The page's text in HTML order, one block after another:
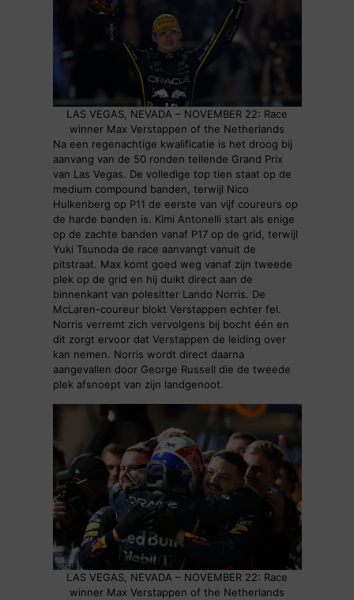
LAS VEGAS, NEVADA – NOVEMBER 22: Race
winner Max Verstappen of the Netherlands
Na een regenachtige kwalificatie is het droog bij
aanvang van de 50 ronden tellende Grand Prix
van Las Vegas. De volledige top tien staat op de
medium compound banden, terwijl Nico
Hulkenberg op P11 de eerste van vijf coureurs op
de harde banden is. Kimi Antonelli start als enige
op de zachte banden vanaf P17 op de grid, terwijl
Yuki Tsunoda de race aanvangt vanuit de
pitstraat. Max komt goed weg vanaf zijn tweede
plek op de grid en hij duikt direct aan de
binnenkant van polesitter Lando Norris. De
McLaren-coureur blokt Verstappen echter fel.
Norris verremt zich vervolgens bij bocht één en
dit zorgt ervoor dat Verstappen de leiding over
kan nemen. Norris wordt direct daarna
aangevallen door George Russell die de tweede
plek afsnoept van zijn landgenoot.
LAS VEGAS, NEVADA – NOVEMBER 22: Race
winner Max Verstappen of the Netherlands